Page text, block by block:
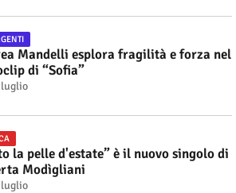
Mandelli esplora fragilità e forza nel
di “Sofia”
la pelle d'estate” è il nuovo singolo di
Modìgliani